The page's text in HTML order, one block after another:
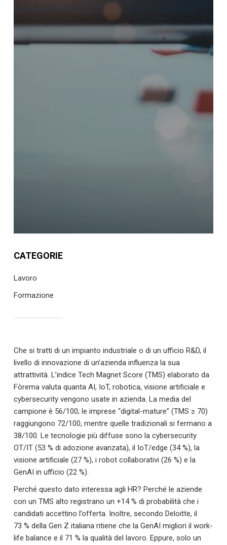
CATEGORIE
Lavoro
Formazione
Che si tratti di un impianto industriale o di un ufficio R&D, il
livello di innovazione di un’azienda influenza la sua
attrattività. L’indice Tech Magnet Score (TMS) elaborato da
Fòrema valuta quanta AI, IoT, robotica, visione artificiale e
cybersecurity vengono usate in azienda. La media del
campione è 56/100; le imprese “digital-mature” (TMS ≥ 70)
raggiungono 72/100, mentre quelle tradizionali si fermano a
38/100. Le tecnologie più diffuse sono la cybersecurity
OT/IT (53 % di adozione avanzata), il IoT/edge (34 %), la
visione artificiale (27 %), i robot collaborativi (26 %) e la
GenAI in ufficio (22 %).
Perché questo dato interessa agli HR? Perché le aziende
con un TMS alto registrano un +14 % di probabilità che i
candidati accettino l’offerta. Inoltre, secondo Deloitte, il
73 % della Gen Z italiana ritiene che la GenAI migliori il work-
life balance e il 71 % la qualità del lavoro. Eppure, solo un